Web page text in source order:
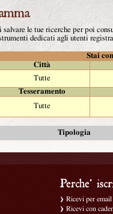
le tue ricerche per poi
dedicati agli utenti
Stai
Città
Tutte
Tesseramento
Tutte
Tipologia
Ricevi per
Ricevi con